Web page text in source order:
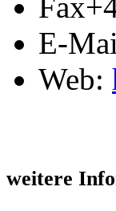
E-
Web:
weitere